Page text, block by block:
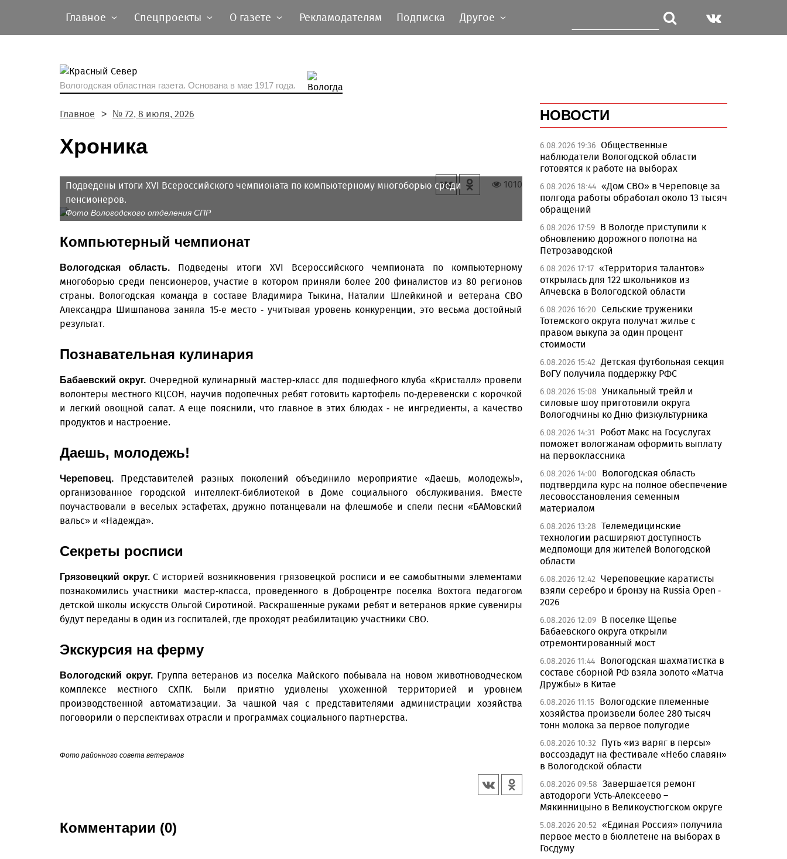
Главное Спецпроекты О газете Рекламодателям Подписка Другое
Вологодская областная газета. Основана в мае 1917 года.
Главное № 72, 8 июля, 2026
Хроника
1010
Подведены итоги XVI Всероссийского чемпионата по компьютерному многоборью среди
пенсионеров.
Фото Вологодского отделения СПР
Компьютерный чемпионат
Вологодская область. Подведены итоги XVI Всероссийского чемпионата по компьютерному
многоборью среди пенсионеров, участие в котором приняли более 200 финалистов из 80 регионов
страны. Вологодская команда в составе Владимира Тыкина, Наталии Шлейкиной и ветерана СВО
Александра Шишпанова заняла 15-е место - учитывая уровень конкуренции, это весьма достойный
результат.
Познавательная кулинария
Бабаевский округ. Очередной кулинарный мастер-класс для подшефного клуба «Кристалл» провели
волонтеры местного КЦСОН, научив подопечных ребят готовить картофель по-деревенски с корочкой
и легкий овощной салат. А еще пояснили, что главное в этих блюдах - не ингредиенты, а качество
продуктов и настроение.
Даешь, молодежь!
Череповец. Представителей разных поколений объединило мероприятие «Даешь, молодежь!»,
организованное городской интеллект-библиотекой в Доме социального обслуживания. Вместе
поучаствовали в веселых эстафетах, дружно потанцевали на флешмобе и спели песни «БАМовский
вальс» и «Надежда».
Секреты росписи
Грязовецкий округ.С историей возникновения грязовецкой росписи и ее самобытными элементами
познакомились участники мастер-класса, проведенного в Доброцентре поселка Вохтога педагогом
детской школы искусств Ольгой Сиротиной. Раскрашенные руками ребят и ветеранов яркие сувениры
будут переданы в один из госпиталей, где проходят реабилитацию участники СВО.
Экскурсия на ферму
Вологодский округ. Группа ветеранов из поселка Майского побывала на новом животноводческом
комплексе местного СХПК. Были приятно удивлены ухоженной территорией и уровнем
производственной автоматизации. За чашкой чая с представителями администрации хозяйства
поговорили о перспективах отрасли и программах социального партнерства.
Фото районного совета ветеранов
Комментарии (0)
НОВОСТИ
6.08.2026 19:36 Общественные
наблюдатели Вологодской области
готовятся к работе на выборах
6.08.2026 18:44 «Дом СВО» в Череповце за
полгода работы обработал около 13 тысяч
обращений
6.08.2026 17:59 В Вологде приступили к
обновлению дорожного полотна на
Петрозаводской
6.08.2026 17:17 «Территория талантов»
открылась для 122 школьников из
Алчевска в Вологодской области
6.08.2026 16:20 Сельские труженики
Тотемского округа получат жилье с
правом выкупа за один процент
стоимости
6.08.2026 15:42 Детская футбольная секция
ВоГУ получила поддержку РФС
6.08.2026 15:08 Уникальный трейл и
силовые шоу приготовили округа
Вологодчины ко Дню физкультурника
6.08.2026 14:31
Робот Макс на Госуслугах
поможет вологжанам оформить выплату
на первоклассника
6.08.2026 14:00
Вологодская область
подтвердила курс на полное обеспечение
лесовосстановления семенным
материалом
6.08.2026 13:28 Телемедицинские
технологии расширяют доступность
медпомощи для жителей Вологодской
области
6.08.2026 12:42 Череповецкие каратисты
взяли серебро и бронзу на Russia Open -
2026
6.08.2026 12:09 В поселке Щепье
Бабаевского округа открыли
отремонтированный мост
6.08.2026 11:44 Вологодская шахматистка в
составе сборной РФ взяла золото «Матча
Дружбы» в Китае
6.08.2026 11:15 Вологодские племенные
хозяйства произвели более 280 тысяч
тонн молока за первое полугодие
6.08.2026 10:32
Путь «из варяг в персы»
воссоздадут на фестивале «Небо славян»
в Вологодской области
6.08.2026 09:58 Завершается ремонт
автодороги Усть-Алексеево –
Мякинницыно в Великоустюгском округе
5.08.2026 20:52 «Единая Россия» получила
первое место в бюллетене на выборах в
Госдуму